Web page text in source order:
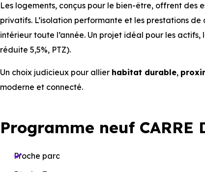
Les logements, conçus pour le bien-être, offrent des
privatifs. L’isolation performante et les prestations
intérieur toute l’année. Un projet idéal pour les
réduite 5,5%, PTZ).
Un choix judicieux pour allier habitat durable,
moderne et connecté.
Programme neuf CARRE
Proche parc